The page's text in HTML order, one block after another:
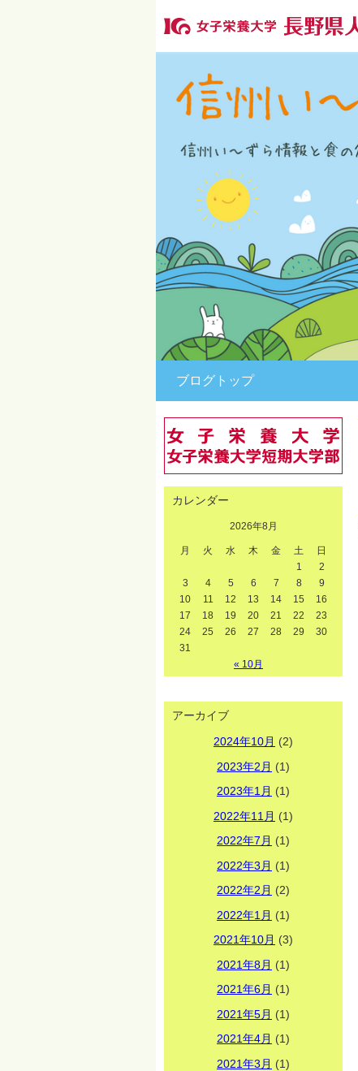
ブログトップ
カレンダー
2026年8月
月 火 水 木 金 土
日
1
2
3
4 5 6 7 8
9
10
11 12 13 14 15
16
17
18 19 20 21 22
23
24
25 26 27 28 29
30
31
« 10月
アーカイブ
2024年10月 (2)
2023年2月 (1)
2023年1月 (1)
2022年11月 (1)
2022年7月 (1)
2022年3月 (1)
2022年2月 (2)
2022年1月 (1)
2021年10月 (3)
2021年8月 (1)
2021年6月 (1)
2021年5月 (1)
2021年4月 (1)
2021年3月 (1)